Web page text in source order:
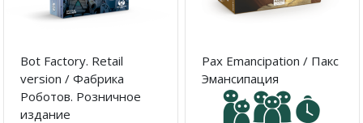
Bot Factory. Retail
version / Фабрика
Роботов. Розничное
издание
Pax Emancipation / Пакс
Эмансипация